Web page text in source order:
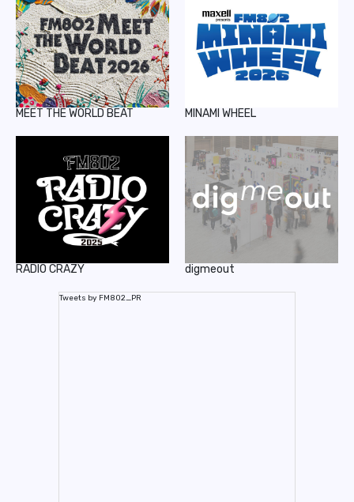
MEET THE WORLD BEAT MINAMI WHEEL
RADIO CRAZY digmeout
Tweets by FM802_PR